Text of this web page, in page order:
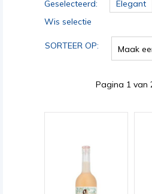
Geselecteerd: Elegant
Wis selectie
SORTEER OP: Maak
Pagina 1 van